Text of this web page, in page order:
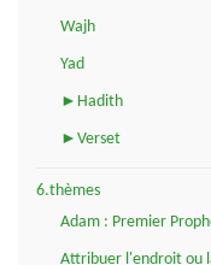
Wajh
Yad
►Hadith
►Verset
6.thèmes
Adam : Premier
Attribuer l'endroit ou